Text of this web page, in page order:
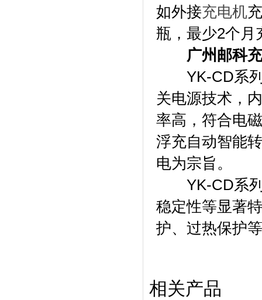
如外接充电机
瓶，最少2个月
广州邮科
YK-CD系
关电源技术，
率高，符合电
浮充自动智能
电为宗旨。
YK-CD系列
稳定性等显著
护、过热保护
相关产品